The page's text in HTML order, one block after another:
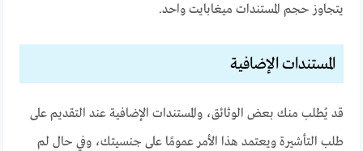
يتجاوز حجم المستندات ميغابايت واحد.
المستندات الإضافية
قد يُطلب منك بعض الوثائق، والمستندات الإضافية عند التقديم على
طلب التأشيرة ويعتمد هذا الأمر عمومًا على جنسيتك، وفي حال لم